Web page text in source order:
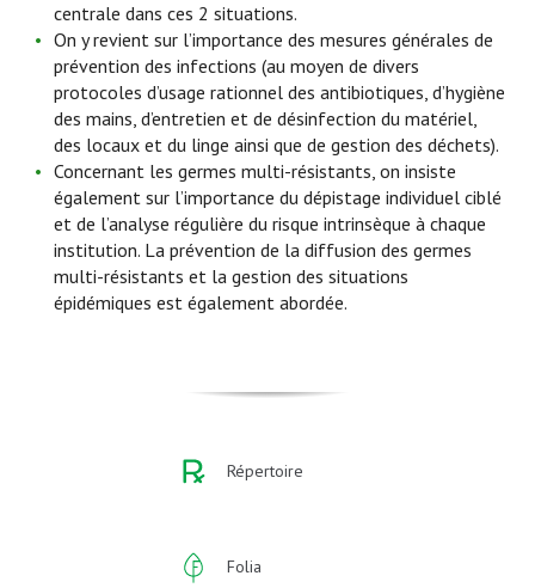
centrale dans ces 2 situations.
On y revient sur l’importance des mesures générales de
prévention des infections (au moyen de divers
protocoles d’usage rationnel des antibiotiques, d’hygiène
des mains, d’entretien et de désinfection du matériel,
des locaux et du linge ainsi que de gestion des déchets).
Concernant les germes multi-résistants, on insiste
également sur l’importance du dépistage individuel ciblé
et de l’analyse régulière du risque intrinsèque à chaque
institution. La prévention de la diffusion des germes
multi-résistants et la gestion des situations
épidémiques est également abordée.
Répertoire
Folia